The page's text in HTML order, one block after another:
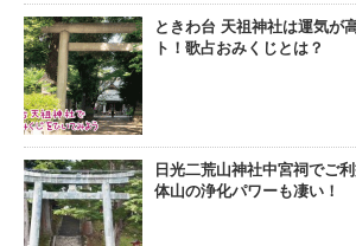
ときわ台 天祖神社は運気が
ト！歌占おみくじとは？
日光二荒山神社中宮祠でご
体山の浄化パワーも凄い！